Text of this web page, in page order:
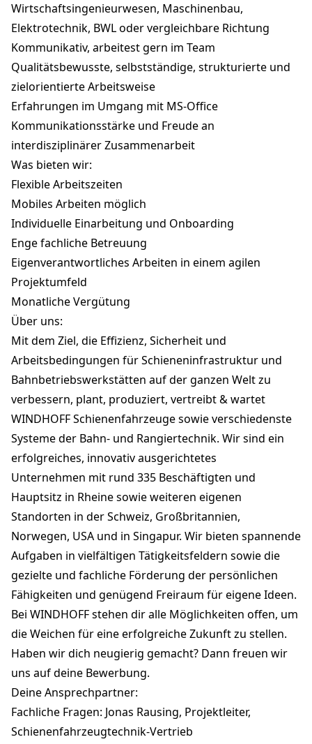
Wirtschaftsingenieurwesen, Maschinenbau,
Elektrotechnik, BWL oder vergleichbare Richtung
Kommunikativ, arbeitest gern im Team
Qualitätsbewusste, selbstständige, strukturierte und
zielorientierte Arbeitsweise
Erfahrungen im Umgang mit MS-Office
Kommunikationsstärke und Freude an
interdisziplinärer Zusammenarbeit
Was bieten wir:
Flexible Arbeitszeiten
Mobiles Arbeiten möglich
Individuelle Einarbeitung und Onboarding
Enge fachliche Betreuung
Eigenverantwortliches Arbeiten in einem agilen
Projektumfeld
Monatliche Vergütung
Über uns:
Mit dem Ziel, die Effizienz, Sicherheit und
Arbeitsbedingungen für Schieneninfrastruktur und
Bahnbetriebswerkstätten auf der ganzen Welt zu
verbessern, plant, produziert, vertreibt & wartet
WINDHOFF Schienenfahrzeuge sowie verschiedenste
Systeme der Bahn- und Rangiertechnik. Wir sind ein
erfolgreiches, innovativ ausgerichtetes
Unternehmen mit rund 335 Beschäftigten und
Hauptsitz in Rheine sowie weiteren eigenen
Standorten in der Schweiz, Großbritannien,
Norwegen, USA und in Singapur. Wir bieten spannende
Aufgaben in vielfältigen Tätigkeitsfeldern sowie die
gezielte und fachliche Förderung der persönlichen
Fähigkeiten und genügend Freiraum für eigene Ideen.
Bei WINDHOFF stehen dir alle Möglichkeiten offen, um
die Weichen für eine erfolgreiche Zukunft zu stellen.
Haben wir dich neugierig gemacht? Dann freuen wir
uns auf deine Bewerbung.
Deine Ansprechpartner:
Fachliche Fragen: Jonas Rausing, Projektleiter,
Schienenfahrzeugtechnik-Vertrieb